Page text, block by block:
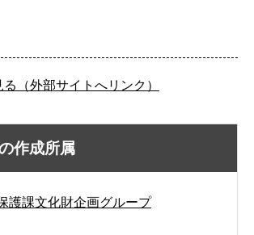
（外部サイトへリンク）
作成所属
護課文化財企画グループ